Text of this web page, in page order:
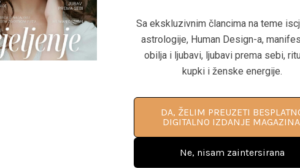
Coaching - Kako pomoći klijentima
postignu duboku transformaciju i
uspješan coaching biznis"
INFORMACIJA O PRIRUČNIKU ZA
COACHING
Ne, nisam zaintersirana
Sa ekskluzivnim člancima na teme
astrologije, Human Design-a,
obilja i ljubavi, ljubavi prema sebi,
kupki i ženske energije.
DA, ŽELIM PREUZETI
DIGITALNO IZDANJE
Ne, nisam zaintersirana